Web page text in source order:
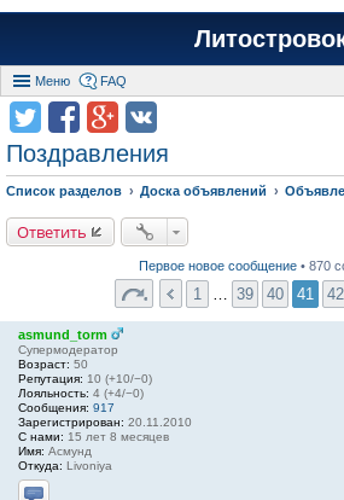
Меню FAQ
Поздравления
Список разделов Доска объявлений
Ответить
Первое новое сообщение• 870
1 39 40 41 42
asmund_torm
Супермодератор
Возраст: 50
Репутация: 10 (+10/−0)
Лояльность: 4 (+4/−0)
Сообщения: 917
Зарегистрирован: 20.11.2010
С нами: 15 лет 8 месяцев
Имя: Асмунд
Откуда: Livoniya